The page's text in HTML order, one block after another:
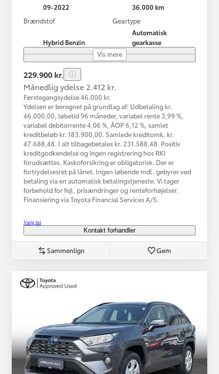
09-2022
36.000 km
Brændstof
Hybrid Benzin
Geartype
Automatisk
gearkasse
Vis mere
229.900 kr.
Månedlig ydelse 2.412 kr.
Førstegangsydelse 46.000 kr.
Ydelsen er beregnet på grundlag af: Udbetaling kr.
46.000,00, løbetid 96 måneder, variabel rente 3,99 %,
variabel debitorrente 4,06 %, ÅOP 6,12 %, samlet
kreditbeløb kr. 183.900,00. Samlede kreditomk. kr.
47.688,48. I alt tilbagebetales kr. 231.588,48. Positiv
kreditgodkendelse og ingen registrering hos RKI
forudsættes. Kaskoforsikring er obligatorisk. Der er
fortrydelsesret på lånet. Ingen løbende mdl. gebyrer ved
betaling via en automatisk betalingstjeneste. Vi tager
forbehold for fejl, prisændringer og renteforhøjelser.
Finansiering via Toyota Financial Services A/S.
Vælg bil
Kontakt forhandler
Sammenlign Gem